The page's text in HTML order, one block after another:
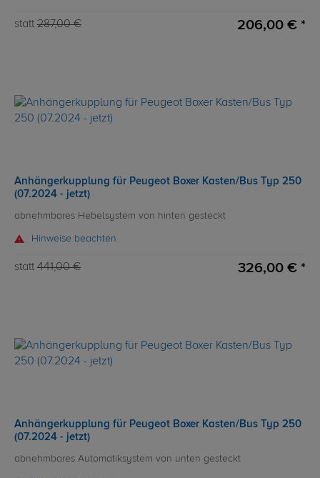
statt 287,00 € 206,00 € *
Anhängerkupplung für Peugeot Boxer Kasten/Bus Typ 250
(07.2024 - jetzt)
abnehmbares Hebelsystem von hinten gesteckt
Hinweise beachten
statt 441,00 € 326,00 € *
Anhängerkupplung für Peugeot Boxer Kasten/Bus Typ 250
(07.2024 - jetzt)
abnehmbares Automatiksystem von unten gesteckt